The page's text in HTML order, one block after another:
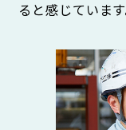
ると感じています